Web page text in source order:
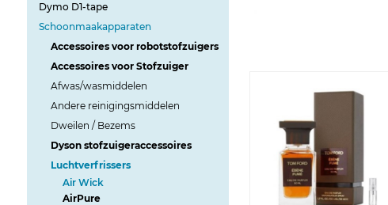
Dymo D1-tape
Schoonmaakapparaten
Accessoires voor robotstofzuigers
Accessoires voor Stofzuiger
Afwas/wasmiddelen
Andere reinigingsmiddelen
Dweilen / Bezems
Dyson stofzuigeraccessoires
Luchtverfrissers
Air Wick
AirPure